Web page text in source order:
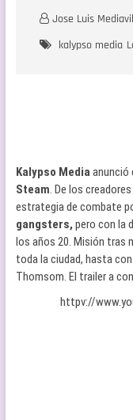
Jose Luis
kalypso media
Kalypso Mediaanunció
Steam. De los
estrategia de combate
gangsters, pero con la
los años 20. Misión tras
toda la ciudad, hasta
Thomsom. El trailer a
httpv://